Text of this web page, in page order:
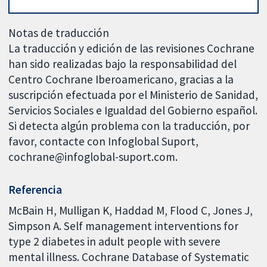
Notas de traducción
La traducción y edición de las revisiones Cochrane
han sido realizadas bajo la responsabilidad del
Centro Cochrane Iberoamericano, gracias a la
suscripción efectuada por el Ministerio de Sanidad,
Servicios Sociales e Igualdad del Gobierno español.
Si detecta algún problema con la traducción, por
favor, contacte con Infoglobal Suport,
cochrane@infoglobal-suport.com.
Referencia
McBain H, Mulligan K, Haddad M, Flood C, Jones J,
Simpson A. Self management interventions for
type 2 diabetes in adult people with severe
mental illness. Cochrane Database of Systematic